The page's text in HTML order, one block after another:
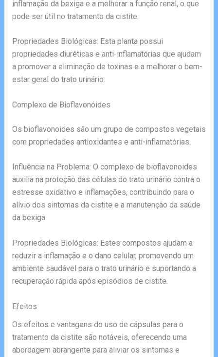
inflamação da bexiga e a melhorar a função renal, o que
pode ser útil no tratamento da cistite.
Propriedades Biológicas: Esta planta possui
propriedades diuréticas e anti-inflamatórias que ajudam
a promover a eliminação de toxinas e a melhorar o bem-
estar geral do trato urinário.
Complexo de Bioflavonóides
Os bioflavonoides são um grupo de compostos vegetais
com propriedades antioxidantes e anti-inflamatórias.
Influência na Problema: O complexo de bioflavonoides
auxilia na proteção das células do trato urinário contra o
estresse oxidativo e inflamações, contribuindo para o
alívio dos sintomas da cistite e a manutenção da saúde
da bexiga.
Propriedades Biológicas: Estes compostos ajudam a
reduzir a inflamação e o dano celular, promovendo um
ambiente saudável para o trato urinário e suportando a
recuperação rápida após episódios de cistite.
Efeitos
Os efeitos e vantagens do uso de cápsulas para o
tratamento da cistite são notáveis, oferecendo uma
abordagem abrangente para aliviar os sintomas e